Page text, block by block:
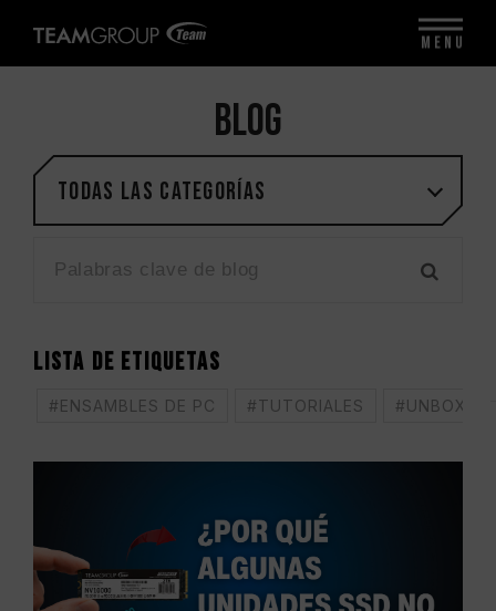
BLOG
Todas las categorías
LISTA DE ETIQUETAS
#ENSAMBLES DE PC #TUTORIALES
MENU